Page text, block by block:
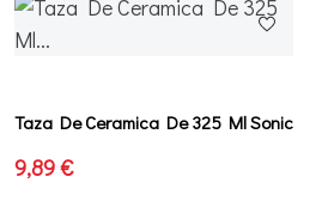
Taza De Ceramica De 325 Ml Sonic
9,89 €